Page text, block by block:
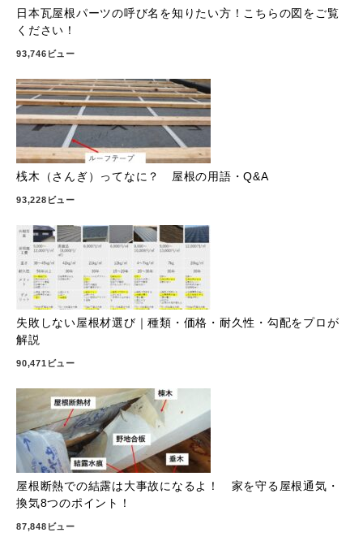
日本瓦屋根パーツの呼び名を知りたい方！こちらの図をご覧
ください！
93,746ビュー
桟木（さんぎ）ってなに？ 屋根の用語・Q&A
93,228ビュー
失敗しない屋根材選び｜種類・価格・耐久性・勾配をプロが
解説
90,471ビュー
屋根断熱での結露は大事故になるよ！ 家を守る屋根通気・
換気8つのポイント！
87,848ビュー